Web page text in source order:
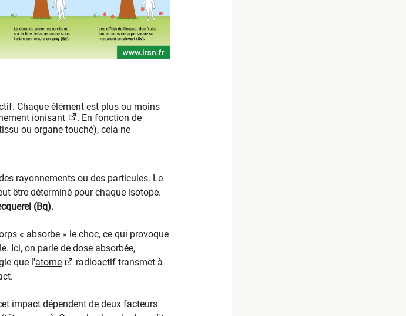
Chaque élément est plus ou moins
ionisant
. En fonction de
ou organe touché), cela ne
rayonnements ou des particules. Le
être déterminé pour chaque isotope.
(Bq).
« absorbe » le choc, ce qui provoque
Ici, on parle de dose absorbée,
que l'atome
radioactif transmet à
impact dépendent de deux facteurs